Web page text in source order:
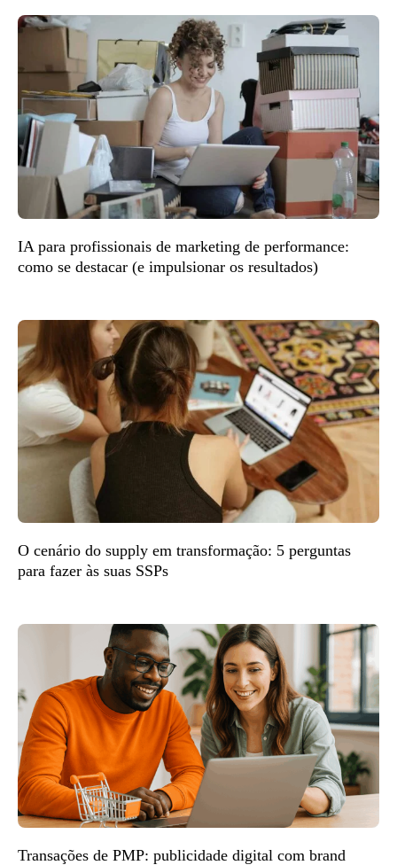
IA para profissionais de marketing de performance:
como se destacar (e impulsionar os resultados)
O cenário do supply em transformação: 5 perguntas
para fazer às suas SSPs
Transações de PMP: publicidade digital com brand